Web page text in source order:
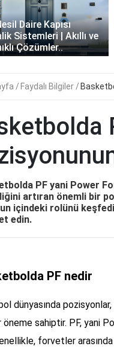
Daire Kapısı
Sistemleri | Akıllı ve
Çözümler..
Faydalı Bilgiler
PF yani Power
artıran önemli bir
içindeki rolünü
edin.
PF nedir
dünyasında
öneme sahiptir. PF, yani
forvetler